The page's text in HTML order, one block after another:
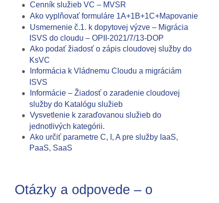
Cenník služieb VC – MVSR
Ako vyplňovať formuláre 1A+1B+1C+Mapovanie
Usmernenie č.1. k dopytovej výzve – Migrácia
ISVS do cloudu – OPII-2021/7/13-DOP
Ako podať žiadosť o zápis cloudovej služby do
KsVC
Informácia k Vládnemu Cloudu a migráciám
ISVS
Informácie – Žiadosť o zaradenie cloudovej
služby do Katalógu služieb
Vysvetlenie k zaraďovanou služieb do
jednotlivých kategórii.
Ako určiť parametre C, I, A pre služby IaaS,
PaaS, SaaS
Otázky a odpovede – o